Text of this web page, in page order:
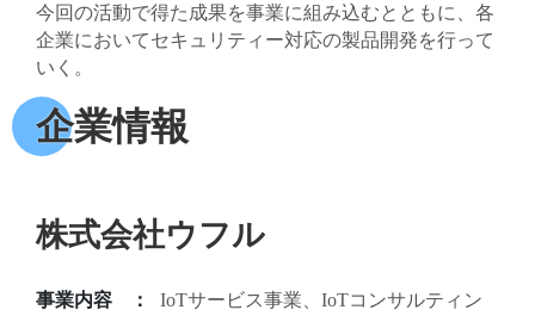
今回の活動で得た成果を事業に組み込むとともに、各
企業においてセキュリティー対応の製品開発を行って
いく。
企業情報
株式会社ウフル
事業内容
IoTサービス事業、IoTコンサルティン